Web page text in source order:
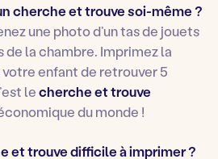
cherche et trouve soi-même ?
une photo d’un tas de jouets
la chambre. Imprimez la
enfant de retrouver 5
lecherche et trouve
du monde !
et trouve difficile à imprimer ?